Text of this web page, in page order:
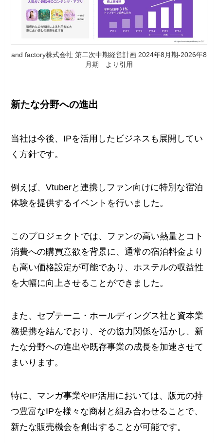
and factory株式会社 第二次中期経営計画 2024年8月期-2026年8
月期 より引用
新たな分野への進出
当社は今後、IPを活用したビジネスも展開してい
く方針です。
例えば、Vtuberと連携しファン向けに特別な宿泊
体験を提供するイベントを行いました。
このプロジェクトでは、ファンの高い熱量とコト
消費への購買意欲を背景に、通常の宿泊料金より
も高い価格設定が可能であり、ホステルの収益性
を大幅に向上させることができました。
また、セプテーニ・ホールディングス社と資本業
務提携を結んでおり、その協力関係を活かし、新
たな分野への進出や既存事業の成長を加速させて
まいります。
特に、マンガ事業やIP活用においては、版元の持
つ豊富なIPを様々な商材と組み合わせることで、
新たな販売機会を創出することが可能です。